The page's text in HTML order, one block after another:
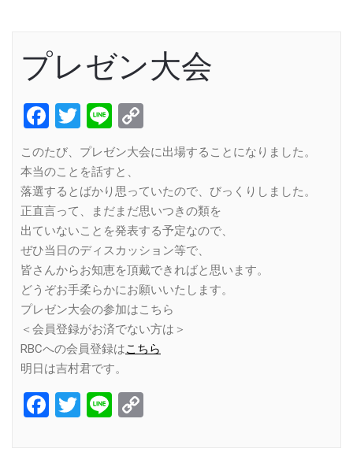
プレゼン大会
Facebook
Twitter
Line
Link
このたび、プレゼン大会に出場することになりました。
本当のことを話すと、
落選するとばかり思っていたので、びっくりしました。
正直言って、まだまだ思いつきの類を
出ていないことを発表する予定なので、
ぜひ当日のディスカッション等で、
皆さんからお知恵を頂戴できればと思います。
どうぞお手柔らかにお願いいたします。
プレゼン大会の参加はこちら
＜会員登録がお済でない方は＞
RBCへの会員登録はこちら
明日は吉村君です。
Facebook
Twitter
Line